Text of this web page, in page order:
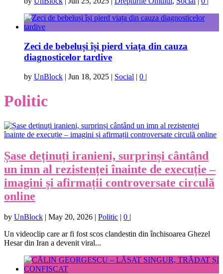
Zeci de bebeluși își pierd viața din cauza
diagnosticelor tardive
by UnBlock | Jun 18, 2025 | Social | 0 |
Politic
Șase deținuți iranieni, surprinși cântând
un imn al rezistenței înainte de execuție –
imagini și afirmații controversate circulă
online
by UnBlock May 20, 2026 Politic 0
Un videoclip care ar fi fost scos clandestin din închisoarea Ghezel
Hesar din Iran a devenit viral...